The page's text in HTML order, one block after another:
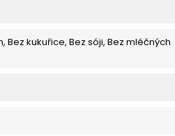
Bez kukuřice, Bez sóji, Bez mléčných